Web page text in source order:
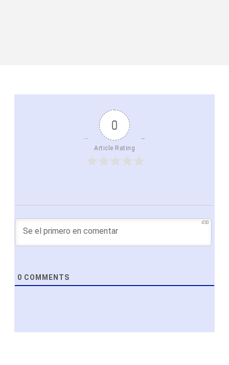
0
Article Rating
450
0 COMMENTS